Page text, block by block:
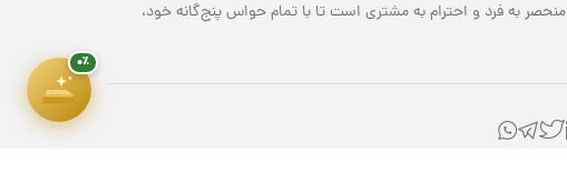
به فرد و احترام به مشتری است تا با تمام حواس پنج‌گانه خود،
۰٪